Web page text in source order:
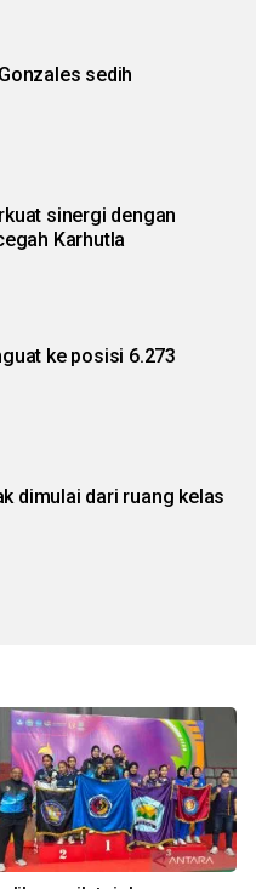
sedih
sinergi dengan
Karhutla
ke posisi 6.273
dimulai dari ruang kelas